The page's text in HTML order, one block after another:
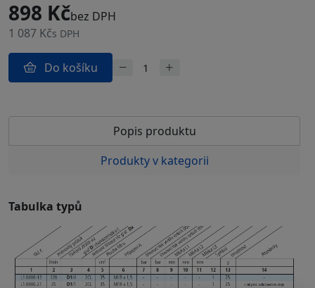
898 Kčbez DPH
1 087 Kčs DPH
Do košíku
Popis produktu
Produkty v kategorii
Tabulka typů